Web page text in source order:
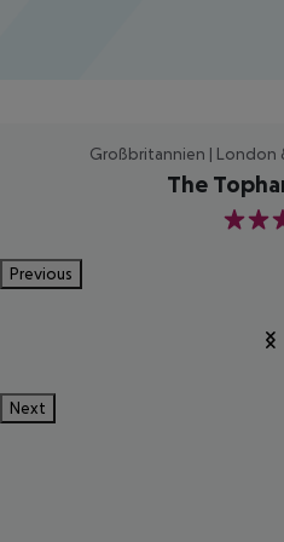
Großbritannien | London
The
4
Previous
Next